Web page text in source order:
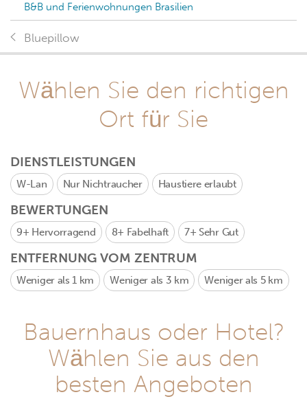
B&B und Ferienwohnungen Brasilien
Bluepillow
Wählen Sie den richtigen
Ort für Sie
DIENSTLEISTUNGEN
W-Lan Nur Nichtraucher Haustiere erlaubt
BEWERTUNGEN
9+ Hervorragend 8+ Fabelhaft 7+ Sehr Gut
ENTFERNUNG VOM ZENTRUM
Weniger als 1 km Weniger als 3 km Weniger als 5 km
Bauernhaus oder Hotel?
Wählen Sie aus den
besten Angeboten